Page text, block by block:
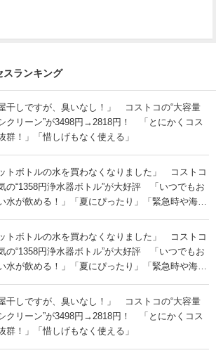
スランキング
屋干しですが、臭いなし！」 コストコの“大容量
クリーン”が3498円→2818円！ 「とにかくコス
群！」「惜しげもなく使える」
ットボトルの水を買わなくなりました」 コストコ
の“1358円浄水器ボトル”が大好評 「いつでもお
水が飲める！」「夏にぴったり」「緊急時や海外
ットボトルの水を買わなくなりました」 コストコ
の“1358円浄水器ボトル”が大好評 「いつでもお
水が飲める！」「夏にぴったり」「緊急時や海外
屋干しですが、臭いなし！」 コストコの“大容量
クリーン”が3498円→2818円！ 「とにかくコス
群！」「惜しげもなく使える」